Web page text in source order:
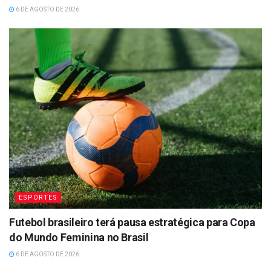
6 DE AGOSTO DE 2026
ESPORTES
Futebol brasileiro terá pausa estratégica para Copa
do Mundo Feminina no Brasil
6 DE AGOSTO DE 2026